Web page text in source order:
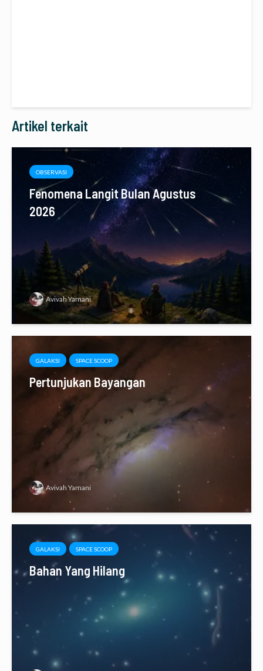
Artikel terkait
OBSERVASI
Fenomena Langit Bulan Agustus
2026
Avivah Yamani
GALAKSI SPACE SCOOP
Pertunjukan Bayangan
Avivah Yamani
GALAKSI SPACE SCOOP
Bahan Yang Hilang